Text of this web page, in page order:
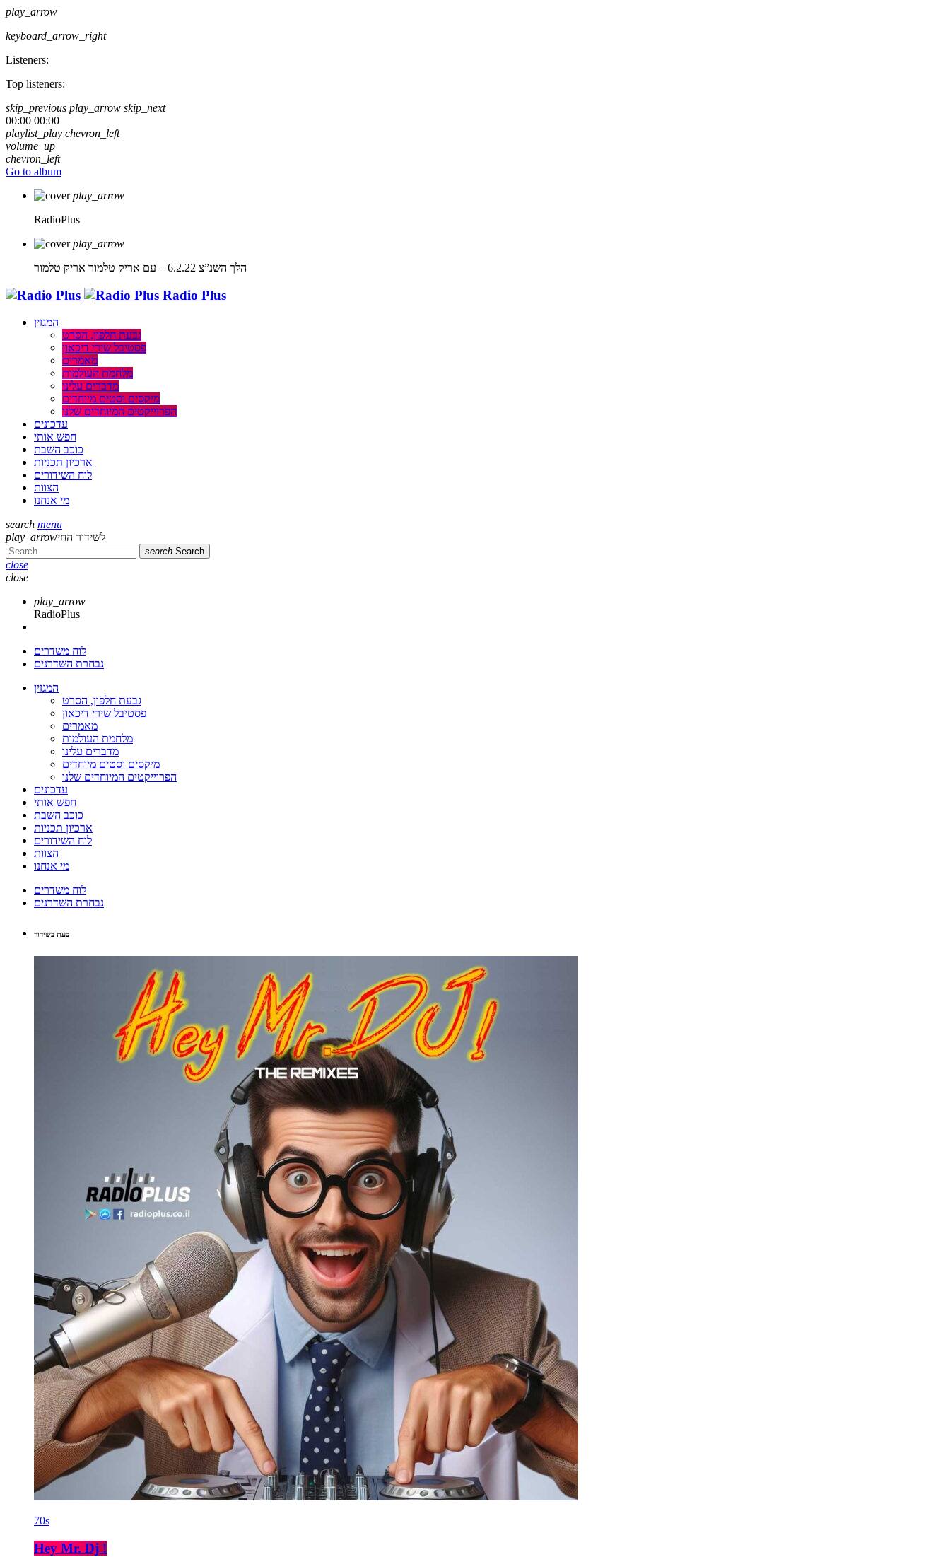
play_arrow
keyboard_arrow_right
Listeners:
Top listeners:
skip_previous play_arrow skip_next
00:00 00:00
playlist_play chevron_left
volume_up
chevron_left
Go to album
play_arrow
RadioPlus
play_arrow
הלך השנ”צ 6.2.22 – עם אריק טלמור
אריק טלמור
Radio Plus
המגזין
גבעת חלפון, הסרט
פסטיבל שירי דיכאון
מאמרים
מלחמת העולמות
מדברים עלינו
מיקסים וסטים מיוחדים
הפרוייקטים המיוחדים שלנו
עדכונים
חפש אותי
כוכב השבת
ארכיון תכניות
לוח השידורים
הצוות
מי אנחנו
search menu
play_arrowלשידור החי
search Search
close
close
play_arrow
RadioPlus
לוח משדרים
נבחרת השדרנים
המגזין
גבעת חלפון, הסרט
פסטיבל שירי דיכאון
מאמרים
מלחמת העולמות
מדברים עלינו
מיקסים וסטים מיוחדים
הפרוייקטים המיוחדים שלנו
עדכונים
חפש אותי
כוכב השבת
ארכיון תכניות
לוח השידורים
הצוות
מי אנחנו
לוח משדרים
נבחרת השדרנים
כעת בשידור
70s
Hey Mr. Dj !